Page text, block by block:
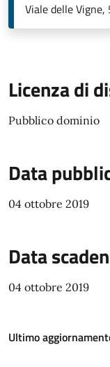
Viale delle
Licenza di
Pubblico dominio
Data
04 ottobre 2019
Data
04 ottobre 2019
Ultimo